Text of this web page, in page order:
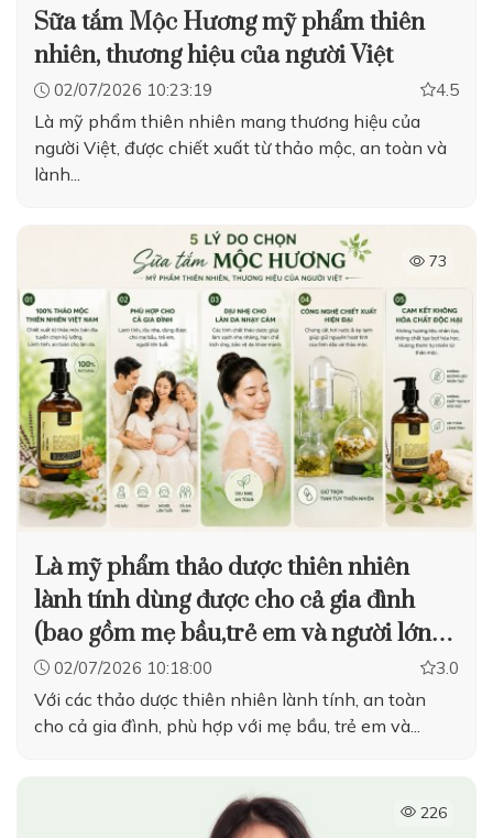
Sữa tắm Mộc Hương mỹ phẩm thiên
nhiên, thương hiệu của người Việt
02/07/2026 10:23:19 4.5
Là mỹ phẩm thiên nhiên mang thương hiệu của
người Việt, được chiết xuất từ thảo mộc, an toàn và
lành...
73
Là mỹ phẩm thảo dược thiên nhiên
lành tính dùng được cho cả gia đình
(bao gồm mẹ bầu,trẻ em và người lớn
tuổi)
02/07/2026 10:18:00 3.0
Với các thảo dược thiên nhiên lành tính, an toàn
cho cả gia đình, phù hợp với mẹ bầu, trẻ em và...
226